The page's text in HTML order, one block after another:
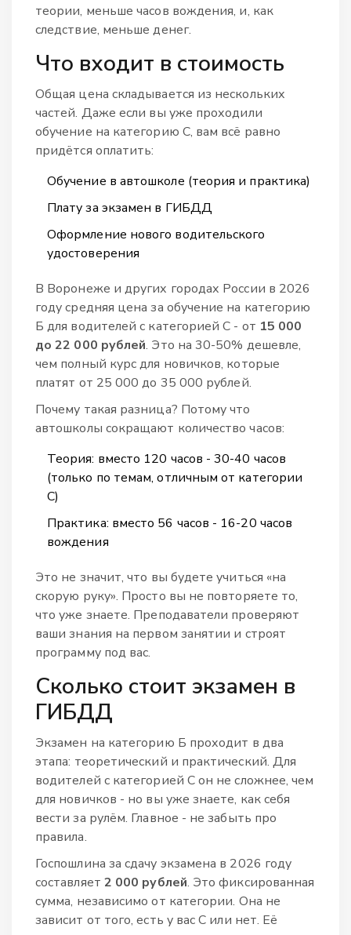
теории, меньше часов вождения, и, как
следствие, меньше денег.
Что входит в стоимость
Общая цена складывается из нескольких
частей. Даже если вы уже проходили
обучение на категорию С, вам всё равно
придётся оплатить:
Обучение в автошколе (теория и практика)
Плату за экзамен в ГИБДД
Оформление нового водительского
удостоверения
В Воронеже и других городах России в 2026
году средняя цена за обучение на категорию
Б для водителей с категорией С - от 15 000
до 22 000 рублей. Это на 30-50% дешевле,
чем полный курс для новичков, которые
платят от 25 000 до 35 000 рублей.
Почему такая разница? Потому что
автошколы сокращают количество часов:
Теория: вместо 120 часов - 30-40 часов
(только по темам, отличным от категории
С)
Практика: вместо 56 часов - 16-20 часов
вождения
Это не значит, что вы будете учиться «на
скорую руку». Просто вы не повторяете то,
что уже знаете. Преподаватели проверяют
ваши знания на первом занятии и строят
программу под вас.
Сколько стоит экзамен в
ГИБДД
Экзамен на категорию Б проходит в два
этапа: теоретический и практический. Для
водителей с категорией С он не сложнее, чем
для новичков - но вы уже знаете, как себя
вести за рулём. Главное - не забыть про
правила.
Госпошлина за сдачу экзамена в 2026 году
составляет 2 000 рублей. Это фиксированная
сумма, независимо от категории. Она не
зависит от того, есть у вас С или нет. Её